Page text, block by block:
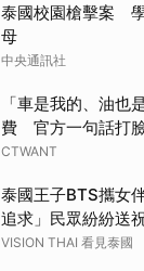
泰國校園槍擊案
母
中央通訊社
「車是我的、油也
費 官方一句話打
CTWANT
泰國王子BTS攜女
追求」民眾紛紛送
VISION THAI 看見泰國